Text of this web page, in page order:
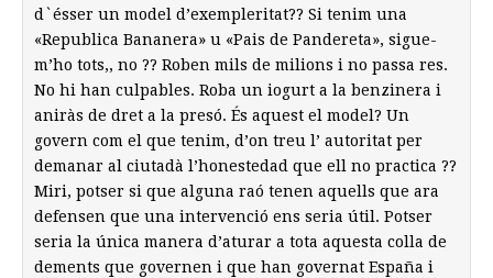
d`ésser un model d’exempleritat?? Si tenim una
«Republica Bananera» u «Pais de Pandereta», sigue-
m’ho tots,, no ?? Roben mils de milions i no passa res.
No hi han culpables. Roba un iogurt a la benzinera i
aniràs de dret a la presó. És aquest el model? Un
govern com el que tenim, d’on treu l’ autoritat per
demanar al ciutadà l’honestedad que ell no practica ??
Miri, potser si que alguna raó tenen aquells que ara
defensen que una intervenció ens seria útil. Potser
seria la única manera d’aturar a tota aquesta colla de
dements que governen i que han governat España i